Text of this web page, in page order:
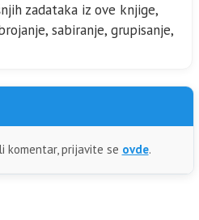
zadataka iz ove knjige,
sabiranje, grupisanje,
komentar, prijavite se ovde.